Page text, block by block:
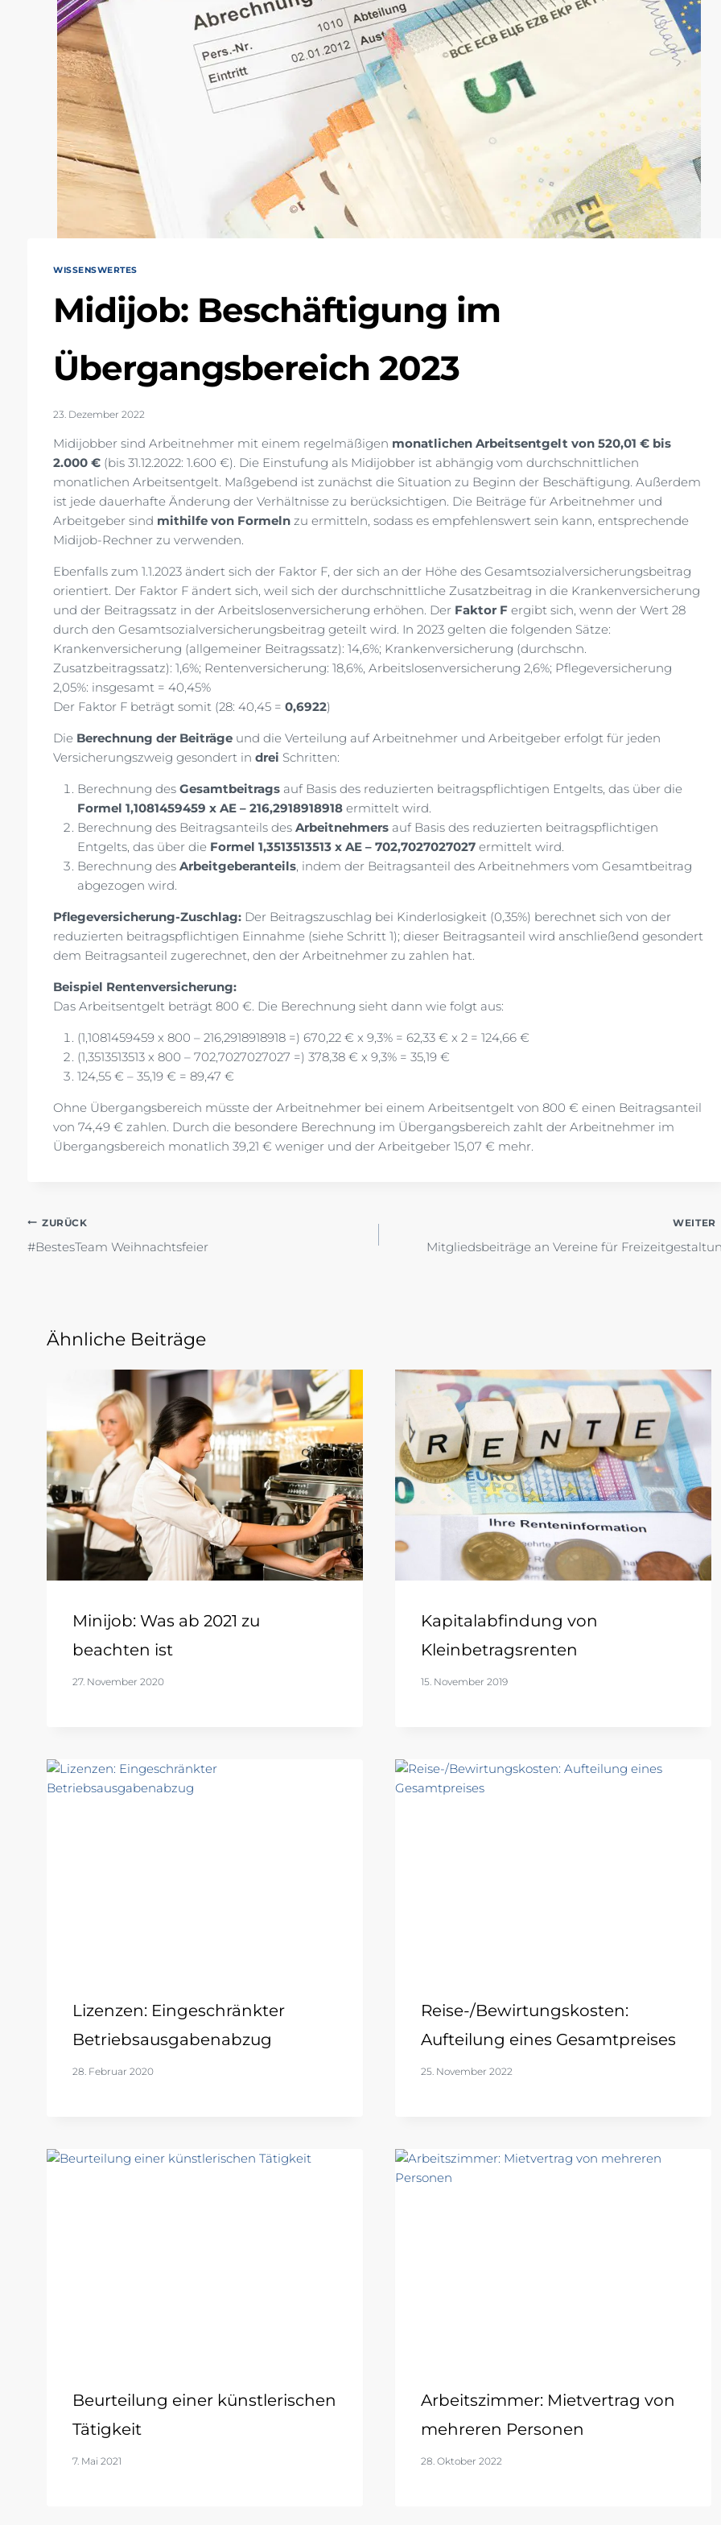
WISSENSWERTES
Midijob: Beschäftigung im
Übergangsbereich 2023
23. Dezember 2022
Midijobber sind Arbeitnehmer mit einem regelmäßigen monatlichen Arbeitsentgelt von 520,01 € bis
2.000 € (bis 31.12.2022: 1.600 €). Die Einstufung als Midijobber ist abhängig vom durchschnittlichen
monatlichen Arbeitsentgelt. Maßgebend ist zunächst die Situation zu Beginn der Beschäftigung. Außerdem
ist jede dauerhafte Änderung der Verhältnisse zu berücksichtigen. Die Beiträge für Arbeitnehmer und
Arbeitgeber sind mithilfe von Formeln zu ermitteln, sodass es empfehlenswert sein kann, entsprechende
Midijob-Rechner zu verwenden.
Ebenfalls zum 1.1.2023 ändert sich der Faktor F, der sich an der Höhe des Gesamtsozialversicherungsbeitrag
orientiert. Der Faktor F ändert sich, weil sich der durchschnittliche Zusatzbeitrag in die Krankenversicherung
und der Beitragssatz in der Arbeitslosenversicherung erhöhen. Der Faktor F ergibt sich, wenn der Wert 28
durch den Gesamtsozialversicherungsbeitrag geteilt wird. In 2023 gelten die folgenden Sätze:
Krankenversicherung (allgemeiner Beitragssatz): 14,6%; Krankenversicherung (durchschn.
Zusatzbeitragssatz): 1,6%; Rentenversicherung: 18,6%, Arbeitslosenversicherung 2,6%; Pflegeversicherung
2,05%: insgesamt = 40,45%
Der Faktor F beträgt somit (28: 40,45 = 0,6922)
Die Berechnung der Beiträge und die Verteilung auf Arbeitnehmer und Arbeitgeber erfolgt für jeden
Versicherungszweig gesondert in drei Schritten:
Berechnung des Gesamtbeitrags auf Basis des reduzierten beitragspflichtigen Entgelts, das über die
Formel 1,1081459459 x AE – 216,2918918918 ermittelt wird.
Berechnung des Beitragsanteils des Arbeitnehmers auf Basis des reduzierten beitragspflichtigen
Entgelts, das über die Formel 1,3513513513 x AE – 702,7027027027 ermittelt wird.
Berechnung des Arbeitgeberanteils, indem der Beitragsanteil des Arbeitnehmers vom Gesamtbeitrag
abgezogen wird.
Pflegeversicherung-Zuschlag: Der Beitragszuschlag bei Kinderlosigkeit (0,35%) berechnet sich von der
reduzierten beitragspflichtigen Einnahme (siehe Schritt 1); dieser Beitragsanteil wird anschließend gesondert
dem Beitragsanteil zugerechnet, den der Arbeitnehmer zu zahlen hat.
Beispiel Rentenversicherung:
Das Arbeitsentgelt beträgt 800 €. Die Berechnung sieht dann wie folgt aus:
(1,1081459459 x 800 – 216,2918918918 =) 670,22 € x 9,3% = 62,33 € x 2 = 124,66 €
(1,3513513513 x 800 – 702,7027027027 =) 378,38 € x 9,3% = 35,19 €
124,55 € – 35,19 € = 89,47 €
Ohne Übergangsbereich müsste der Arbeitnehmer bei einem Arbeitsentgelt von 800 € einen Beitragsanteil
von 74,49 € zahlen. Durch die besondere Berechnung im Übergangsbereich zahlt der Arbeitnehmer im
Übergangsbereich monatlich 39,21 € weniger und der Arbeitgeber 15,07 € mehr.
Beitragsnavigation
ZURÜCK
#BestesTeam Weihnachtsfeier
WEITER
Mitgliedsbeiträge an Vereine für
Ähnliche Beiträge
Minijob: Was ab 2021 zu
beachten ist
27. November 2020
Kapitalabfindung von
Kleinbetragsrenten
15. November 2019
Lizenzen: Eingeschränkter
Betriebsausgabenabzug
28. Februar 2020
Reise-/Bewirtungskosten:
Aufteilung eines Gesamtpreises
25. November 2022
Beurteilung einer künstlerischen
Tätigkeit
7. Mai 2021
Arbeitszimmer: Mietvertrag von
mehreren Personen
28. Oktober 2022